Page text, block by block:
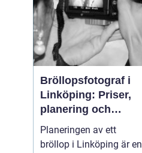
Bröllopsfotograf i
Linköping: Priser,
planering och
oförglömliga
minnen
Planeringen av ett
bröllop i Linköping är en